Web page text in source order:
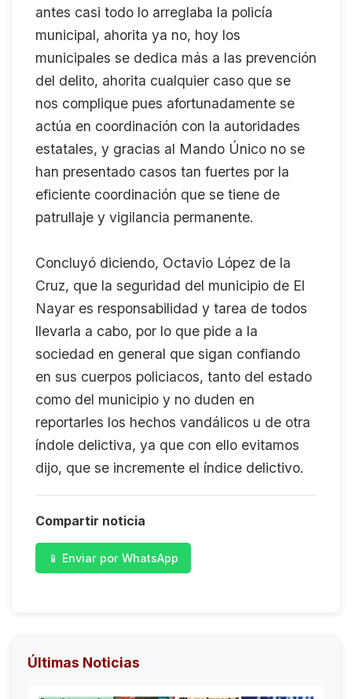
antes casi todo lo arreglaba la policía
municipal, ahorita ya no, hoy los
municipales se dedica más a las prevención
del delito, ahorita cualquier caso que se
nos complique pues afortunadamente se
actúa en coordinación con la autoridades
estatales, y gracias al Mando Único no se
han presentado casos tan fuertes por la
eficiente coordinación que se tiene de
patrullaje y vigilancia permanente.
Concluyó diciendo, Octavio López de la
Cruz, que la seguridad del municipio de El
Nayar es responsabilidad y tarea de todos
llevarla a cabo, por lo que pide a la
sociedad en general que sigan confiando
en sus cuerpos policiacos, tanto del estado
como del municipio y no duden en
reportarles los hechos vandálicos u de otra
índole delictiva, ya que con ello evitamos
dijo, que se incremente el índice delictivo.
Compartir noticia
📱 Enviar por WhatsApp
Últimas Noticias